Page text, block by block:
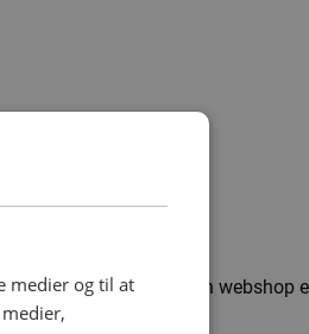
gerne med et link til din webshop
medier og til at